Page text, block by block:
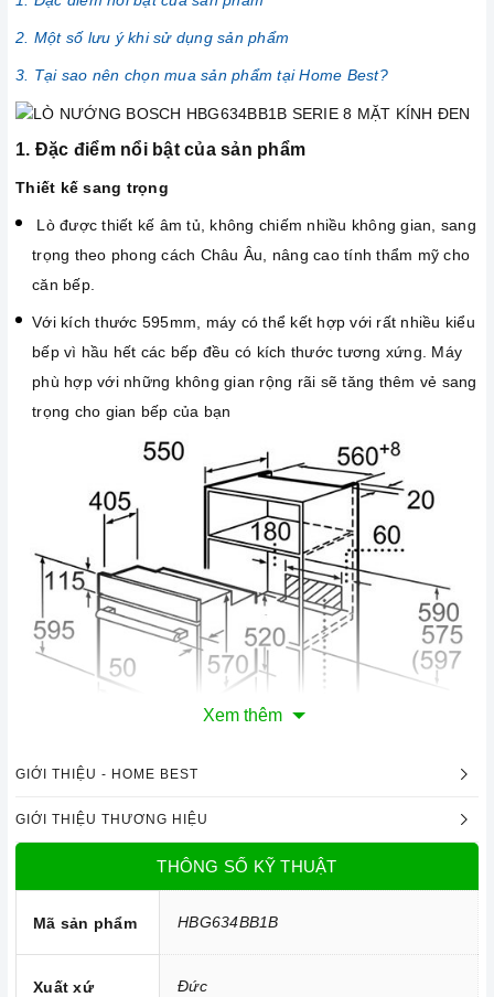
2. Một số lưu ý khi sử dụng sản phẩm
3. Tại sao nên chọn mua sản phẩm tại Home Best?
1. Đặc điểm nổi bật của sản phẩm
Thiết kế sang trọng
Lò được thiết kế âm tủ, không chiếm nhiều không gian, sang
trọng theo phong cách Châu Âu, nâng cao tính thẩm mỹ cho
căn bếp.
Với kích thước 595mm, máy có thể kết hợp với rất nhiều kiểu
bếp vì hầu hết các bếp đều có kích thước tương xứng. Máy
phù hợp với những không gian rộng rãi sẽ tăng thêm vẻ sang
trọng cho gian bếp của bạn
Xem thêm
GIỚI THIỆU - HOME BEST
GIỚI THIỆU THƯƠNG HIỆU
THÔNG SỐ KỸ THUẬT
Mã sản phẩm HBG634BB1B
Xuất xứ Đức